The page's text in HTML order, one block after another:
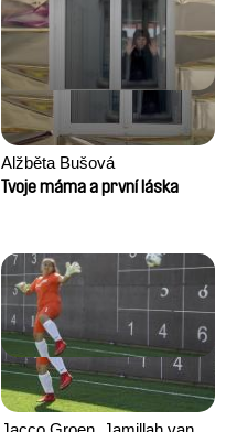
Alžběta Bušová
Tvoje máma a první láska